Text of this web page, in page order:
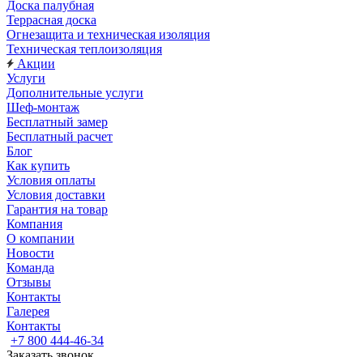
Доска палубная
Террасная доска
Огнезащита и техническая изоляция
Техническая теплоизоляция
Акции
Услуги
Дополнительные услуги
Шеф-монтаж
Бесплатный замер
Бесплатный расчет
Блог
Как купить
Условия оплаты
Условия доставки
Гарантия на товар
Компания
О компании
Новости
Команда
Отзывы
Контакты
Галерея
Контакты
+7 800 444-46-34